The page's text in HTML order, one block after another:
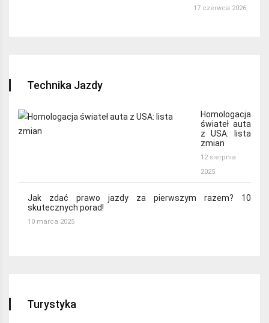
17 czerwca 2026
Technika Jazdy
Homologacja
świateł auta
z USA: lista
zmian
12 sierpnia
2025
Jak zdać prawo jazdy za pierwszym razem? 10
skutecznych porad!
10 marca 2025
Turystyka